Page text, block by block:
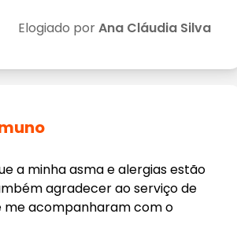
Elogiado porAna Cláudia Silva
a minha asma e alergias estão
agradecer ao serviço de
me acompanharam com o